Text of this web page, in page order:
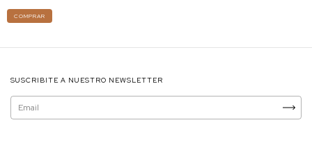
COMPRAR
SUSCRIBITE A NUESTRO NEWSLETTER